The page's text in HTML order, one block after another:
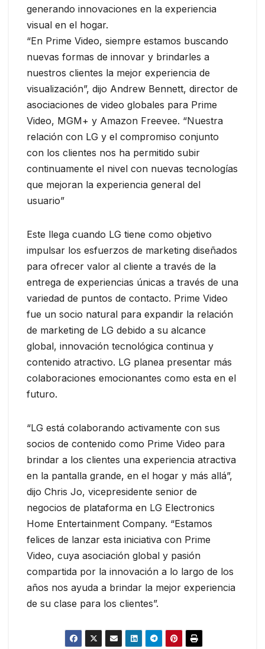
generando innovaciones en la experiencia
visual en el hogar.
“En Prime Video, siempre estamos buscando
nuevas formas de innovar y brindarles a
nuestros clientes la mejor experiencia de
visualización”, dijo Andrew Bennett, director de
asociaciones de video globales para Prime
Video, MGM+ y Amazon Freevee. “Nuestra
relación con LG y el compromiso conjunto
con los clientes nos ha permitido subir
continuamente el nivel con nuevas tecnologías
que mejoran la experiencia general del
usuario”
Este llega cuando LG tiene como objetivo
impulsar los esfuerzos de marketing diseñados
para ofrecer valor al cliente a través de la
entrega de experiencias únicas a través de una
variedad de puntos de contacto. Prime Video
fue un socio natural para expandir la relación
de marketing de LG debido a su alcance
global, innovación tecnológica continua y
contenido atractivo. LG planea presentar más
colaboraciones emocionantes como esta en el
futuro.
“LG está colaborando activamente con sus
socios de contenido como Prime Video para
brindar a los clientes una experiencia atractiva
en la pantalla grande, en el hogar y más allá”,
dijo Chris Jo, vicepresidente senior de
negocios de plataforma en LG Electronics
Home Entertainment Company. “Estamos
felices de lanzar esta iniciativa con Prime
Video, cuya asociación global y pasión
compartida por la innovación a lo largo de los
años nos ayuda a brindar la mejor experiencia
de su clase para los clientes”.